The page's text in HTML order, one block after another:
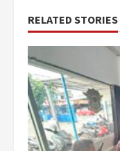
RELATED STORIES